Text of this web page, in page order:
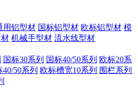
用铝型材 国标铝型材 欧标铝型材 模
机械手型材 流水线型材
国标30系列 国标40/50系列 欧标20系
40/50系列 欧标槽宽10系列 围栏系列